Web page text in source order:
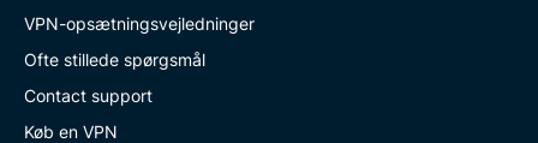
VPN-opsætningsvejledninger
Ofte stillede spørgsmål
Contact support
Køb en VPN